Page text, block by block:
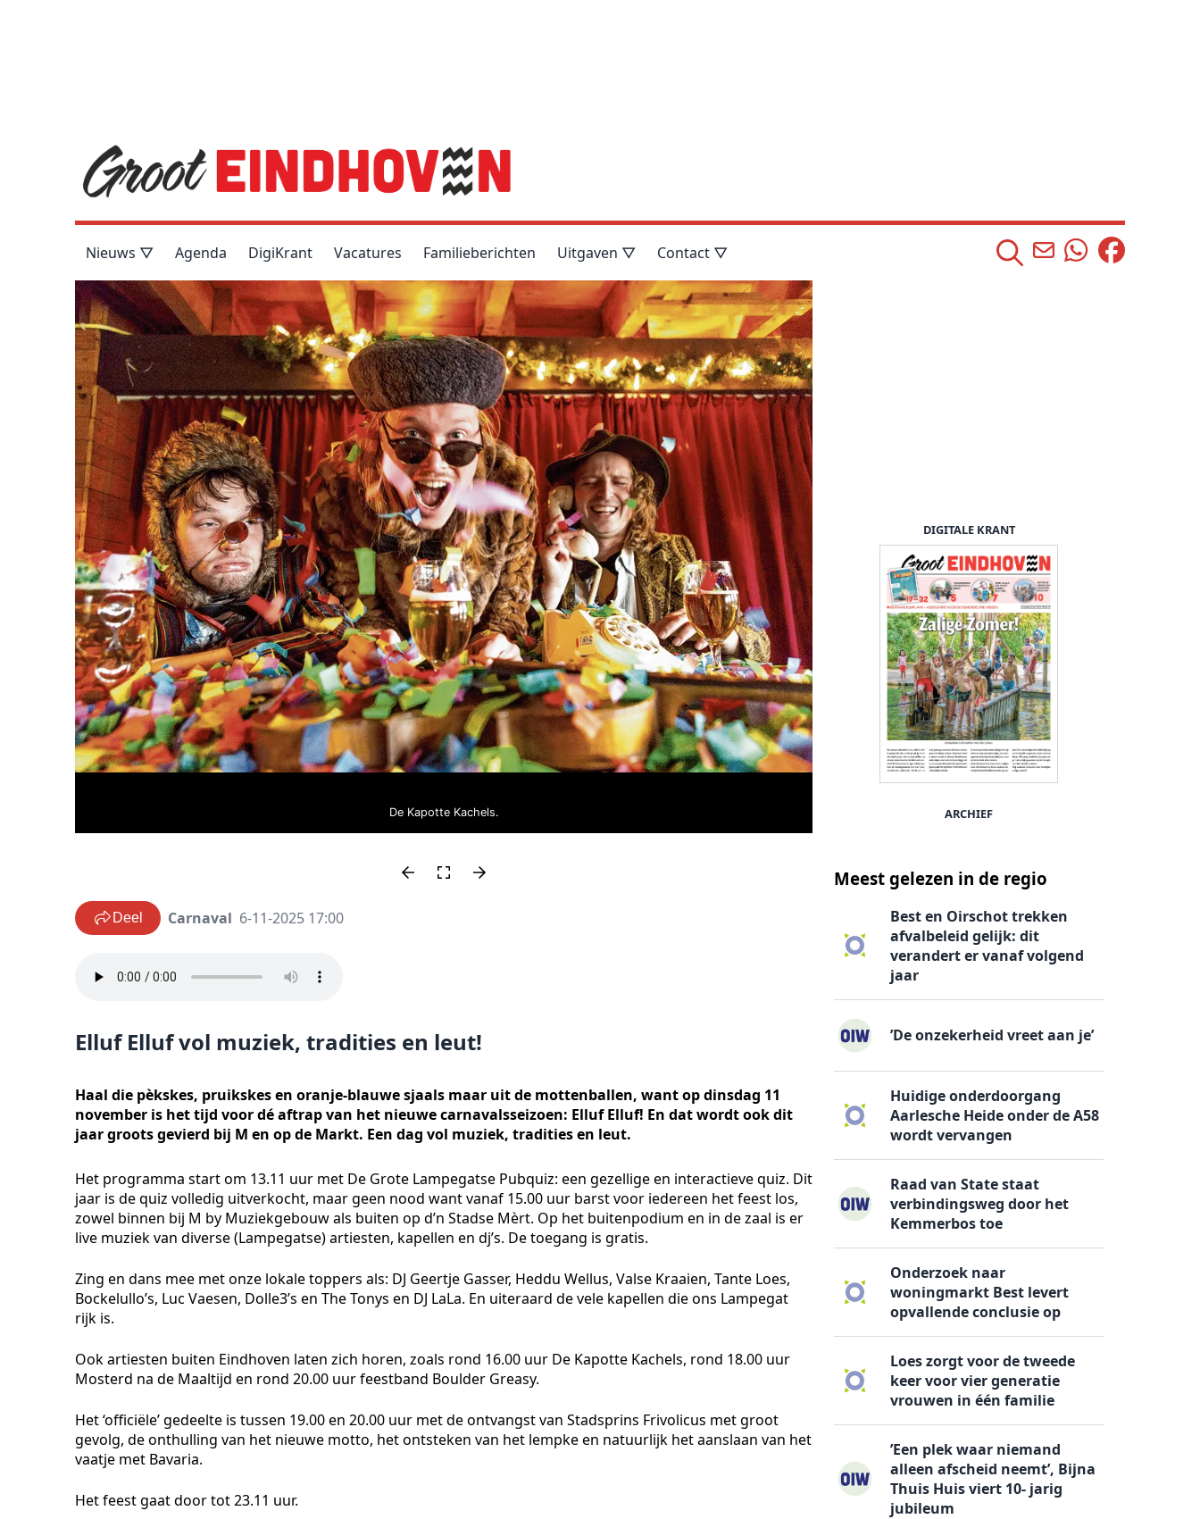
Nieuws ▽ Agenda DigiKrant Vacatures Familieberichten Uitgaven ▽ Contact ▽
De Kapotte Kachels.
Deel Carnaval 6-11-2025 17:00
Elluf Elluf vol muziek, tradities en leut!
Haal die pèkskes, pruikskes en oranje-blauwe sjaals maar uit de mottenballen, want op dinsdag 11
november is het tijd voor dé aftrap van het nieuwe carnavalsseizoen: Elluf Elluf! En dat wordt ook dit
jaar groots gevierd bij M en op de Markt. Een dag vol muziek, tradities en leut.
Het programma start om 13.11 uur met De Grote Lampegatse Pubquiz: een gezellige en interactieve quiz. Dit
jaar is de quiz volledig uitverkocht, maar geen nood want vanaf 15.00 uur barst voor iedereen het feest los,
zowel binnen bij M by Muziekgebouw als buiten op d’n Stadse Mèrt. Op het buitenpodium en in de zaal is er
live muziek van diverse (Lampegatse) artiesten, kapellen en dj’s. De toegang is gratis.
Zing en dans mee met onze lokale toppers als: DJ Geertje Gasser, Heddu Wellus, Valse Kraaien, Tante Loes,
Bockelullo’s, Luc Vaesen, Dolle3’s en The Tonys en DJ LaLa. En uiteraard de vele kapellen die ons Lampegat
rijk is.
Ook artiesten buiten Eindhoven laten zich horen, zoals rond 16.00 uur De Kapotte Kachels, rond 18.00 uur
Mosterd na de Maaltijd en rond 20.00 uur feestband Boulder Greasy.
Het ‘officiële’ gedeelte is tussen 19.00 en 20.00 uur met de ontvangst van Stadsprins Frivolicus met groot
gevolg, de onthulling van het nieuwe motto, het ontsteken van het lempke en natuurlijk het aanslaan van het
vaatje met Bavaria.
Het feest gaat door tot 23.11 uur.
DIGITALE KRANT
ARCHIEF
Meest gelezen in de regio
Best en Oirschot trekken
afvalbeleid gelijk: dit
verandert er vanaf volgend
jaar
’De onzekerheid vreet aan je’
Huidige onderdoorgang
Aarlesche Heide onder de A58
wordt vervangen
Raad van State staat
verbindingsweg door het
Kemmerbos toe
Onderzoek naar
woningmarkt Best levert
opvallende conclusie op
Loes zorgt voor de tweede
keer voor vier generatie
vrouwen in één familie
’Een plek waar niemand
alleen afscheid neemt’, Bijna
Thuis Huis viert 10- jarig
jubileum